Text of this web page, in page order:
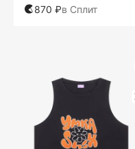
870 ₽в Сплит